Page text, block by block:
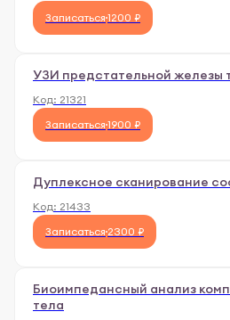
Записаться 1200 ₽
УЗИ предстательной железы
Код: 21321
Записаться 1900 ₽
Дуплексное сканирование
Код: 21433
Записаться 2300 ₽
Биоимпедансный анализ
тела